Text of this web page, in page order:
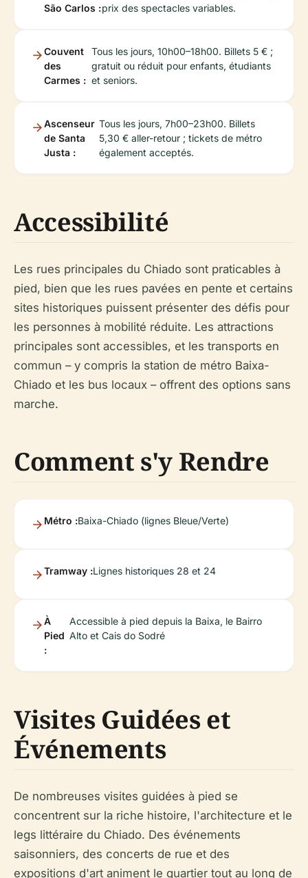
São Carlos :prix des spectacles variables.
Couvent
des
Carmes :
Tous les jours, 10h00–18h00. Billets 5 € ;
gratuit ou réduit pour enfants, étudiants
et seniors.
Ascenseur
de Santa
Justa :
Tous les jours, 7h00–23h00. Billets
5,30 € aller-retour ; tickets de métro
également acceptés.
Accessibilité
Les rues principales du Chiado sont praticables à
pied, bien que les rues pavées en pente et certains
sites historiques puissent présenter des défis pour
les personnes à mobilité réduite. Les attractions
principales sont accessibles, et les transports en
commun – y compris la station de métro Baixa-
Chiado et les bus locaux – offrent des options sans
marche.
Comment s'y Rendre
Métro :Baixa-Chiado (lignes Bleue/Verte)
Tramway :Lignes historiques 28 et 24
À
Pied
:
Accessible à pied depuis la Baixa, le Bairro
Alto et Cais do Sodré
Visites Guidées et
Événements
De nombreuses visites guidées à pied se
concentrent sur la riche histoire, l'architecture et le
legs littéraire du Chiado. Des événements
saisonniers, des concerts de rue et des
expositions d'art animent le quartier tout au long de